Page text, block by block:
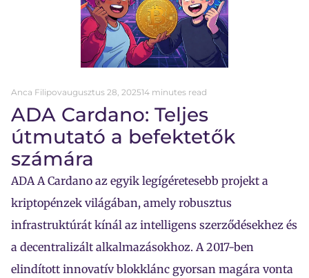
Anca Filipovaugusztus 28, 202514 minutes read
ADA Cardano: Teljes
útmutató a befektetők
számára
ADA A Cardano az egyik legígéretesebb projekt a
kriptopénzek világában, amely robusztus
infrastruktúrát kínál az intelligens szerződésekhez és
a decentralizált alkalmazásokhoz. A 2017-ben
elindított innovatív blokklánc gyorsan magára vonta